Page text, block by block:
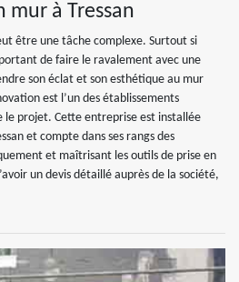
mur à Tressan
être une tâche complexe. Surtout si
de faire le ravalement avec une
son éclat et son esthétique au mur
est l’un des établissements
le projet. Cette entreprise est installée
et compte dans ses rangs des
et maîtrisant les outils de prise en
un devis détaillé auprès de la société,